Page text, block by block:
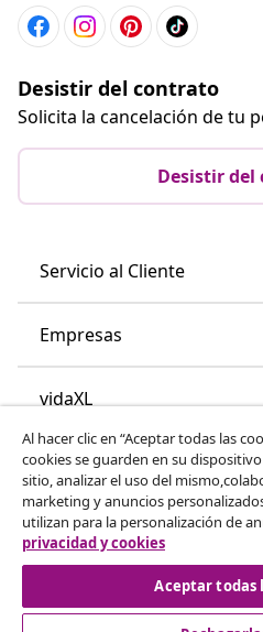
Desistir del contrato
Solicita la cancelación de tu
Desistir
Servicio al Cliente
Empresas
vidaXL
Descubre mas
Al hacer clic en “Aceptar todas las
cookies se guarden en su
sitio, analizar el uso del
marketing y anuncios
utilizan para la personalización de
privacidad y cookies
Aceptar todas